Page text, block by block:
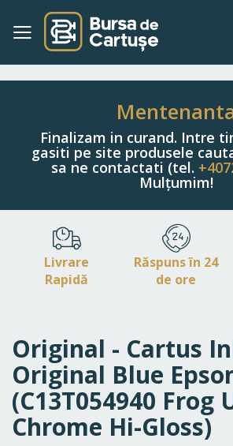
Navigați
Conținut
Finalizam in curand. Intre
gasiti pe site produsele
sa ne contactati (tel.
Mulțumim!
Livrare
Rapidă
Răspuns în 24
de ore
Original - Cartus
Original Blue
(C13T054940 Frog
Chrome Hi-Gloss)